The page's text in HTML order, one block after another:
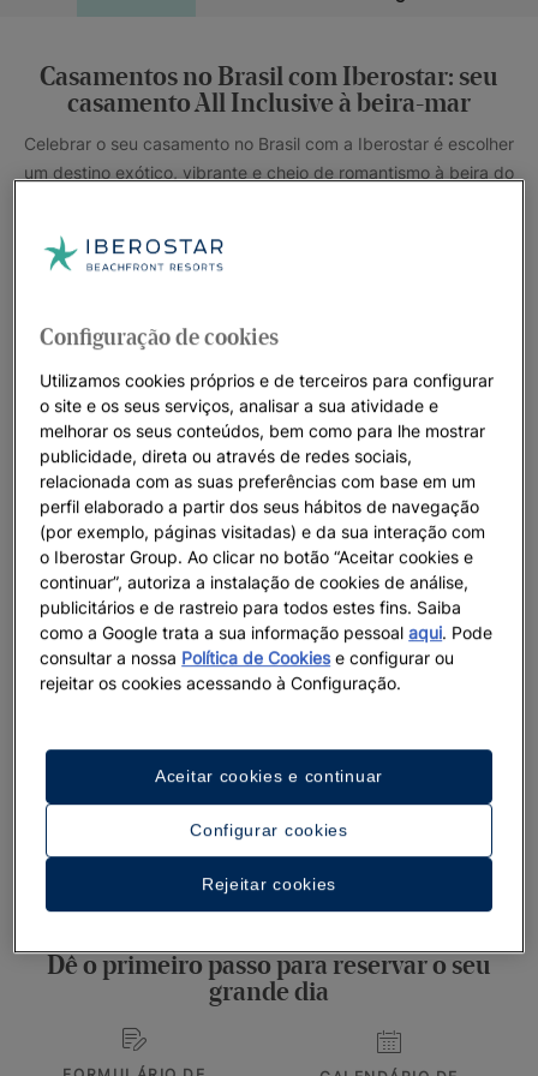
Casamentos no Brasil com Iberostar: seu
casamento All Inclusive à beira-mar
Celebrar o seu casamento no Brasil com a Iberostar é escolher
um destino exótico, vibrante e cheio de romantismo à beira do
paradisíaco, onde natureza e luxo se encontram para criar
perfeitos para dizer “sim”, com praias de areia dourada,
jardins tropicais e uma atmosfera incomparável.
Desfrute de um casamento All Inclusive
feito sob medida, com
gastronomia de alto nível e um serviço impecável que garante
tranquilidade no seu grande dia. Seja uma cerimônia íntima à
beira-mar ou uma grande celebração, nossos espaços se
adaptam a todos os estilos e necessidades. O Brasil é o
destino ideal para casais que buscam um casamento único,
repleto de energia, beleza natural e experiências
inesquecíveis.
Nossa equipe especializada em organização de casamentos
estará ao seu lado em cada etapa, garantindo que tudo seja
mágica em Praia do Forte, onde cada detalhe é pensado para
criar lembranças inesquecíveis. Com a Iberostar, o seu
uma experiência para toda a vida.
Dê o primeiro passo para reservar o seu
grande dia
Configuração de cookies
Utilizamos cookies próprios e de terceiros para configurar
o site e os seus serviços, analisar a sua atividade e
melhorar os seus conteúdos, bem como para lhe mostrar
publicidade, direta ou através de redes sociais,
relacionada com as suas preferências com base em um
perfil elaborado a partir dos seus hábitos de navegação
(por exemplo, páginas visitadas) e da sua interação com
o Iberostar Group. Ao clicar no botão “Aceitar cookies e
continuar”, autoriza a instalação de cookies de análise,
publicitários e de rastreio para todos estes fins. Saiba
como a Google trata a sua informação pessoalaqui. Pode
consultar a nossa Política de Cookiese configurar ou
rejeitar os cookies acessando à Configuração.
Configurar cookies
Rejeitar cookies
Aceitar cookies e continuar